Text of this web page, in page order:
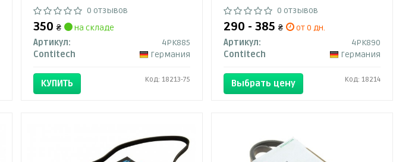
0 отзывов
350₴
на складе
Артикул:
4PK885
Contitech
Германия
КУПИТЬ Код: 18213-75
0 отзывов
290 - 385₴
от 0 дн.
Артикул:
4PK890
Contitech
Германия
Выбрать цену Код: 18214